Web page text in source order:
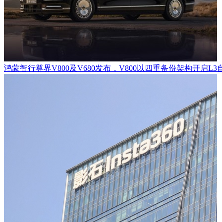
鸿蒙智行尊界V800及V680发布，V800以四重备份架构开启L3